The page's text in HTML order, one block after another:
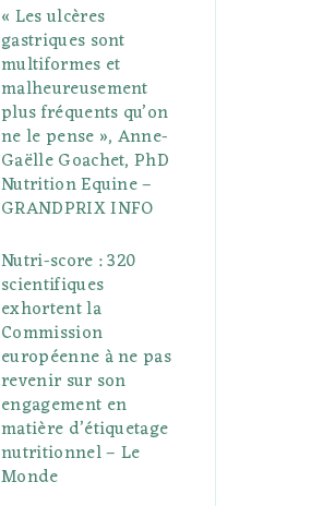
« Les ulcères
gastriques sont
multiformes et
malheureusement
plus fréquents qu’on
ne le pense », Anne-
Gaëlle Goachet, PhD
Nutrition Equine –
GRANDPRIX INFO
Nutri-score : 320
scientifiques
exhortent la
Commission
européenne à ne pas
revenir sur son
engagement en
matière d’étiquetage
nutritionnel – Le
Monde